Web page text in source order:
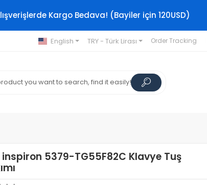
Kargo Bedava! (Bayiler için 120USD)
English TRY - Türk Lirası Order Tracking
inspiron 5379-TG55F82C Klavye Tuş